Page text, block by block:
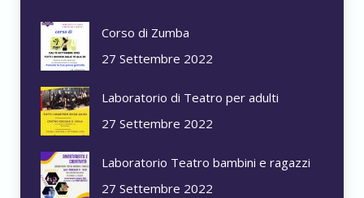
Corso di Zumba
27 Settembre 2022
Laboratorio di Teatro per adulti
27 Settembre 2022
Laboratorio Teatro bambini e ragazzi
27 Settembre 2022